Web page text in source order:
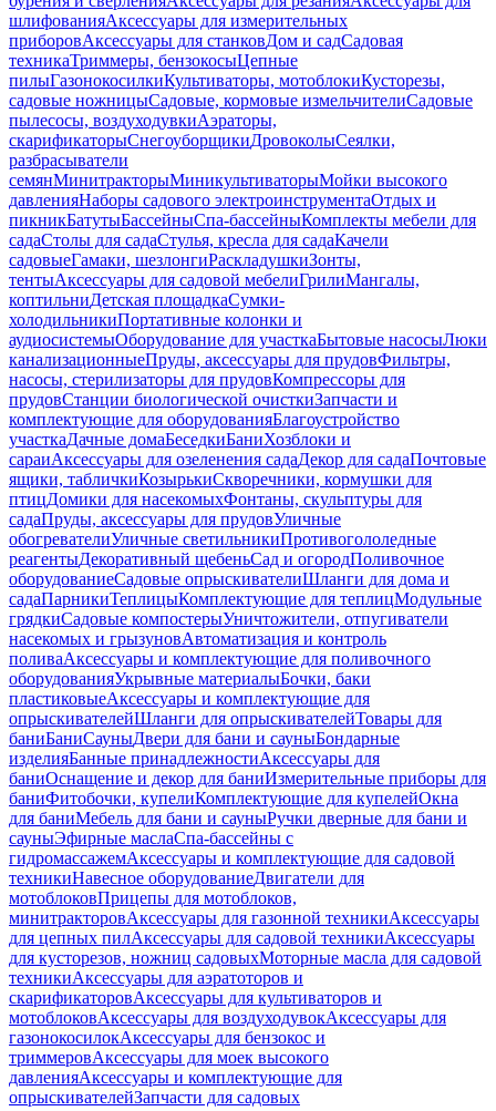
шлифованияАксессуары для измерительных
приборовАксессуары для станковДом и садСадовая
техникаТриммеры, бензокосыЦепные
пилыГазонокосилкиКультиваторы, мотоблокиКусторезы,
садовые ножницыСадовые, кормовые измельчителиСадовые
пылесосы, воздуходувкиАэраторы,
скарификаторыСнегоуборщикиДровоколыСеялки,
разбрасыватели
семянМинитракторыМиникультиваторыМойки высокого
давленияНаборы садового электроинструментаОтдых и
пикникБатутыБассейныСпа-бассейныКомплекты мебели для
садаСтолы для садаСтулья, кресла для садаКачели
садовыеГамаки, шезлонгиРаскладушкиЗонты,
тентыАксессуары для садовой мебелиГрилиМангалы,
коптильниДетская площадкаСумки-
холодильникиПортативные колонки и
аудиосистемыОборудование для участкаБытовые насосыЛюки
канализационныеПруды, аксессуары для прудовФильтры,
насосы, стерилизаторы для прудовКомпрессоры для
прудовСтанции биологической очисткиЗапчасти и
комплектующие для оборудованияБлагоустройство
участкаДачные домаБеседкиБаниХозблоки и
сараиАксессуары для озеленения садаДекор для садаПочтовые
ящики, табличкиКозырькиСкворечники, кормушки для
птицДомики для насекомыхФонтаны, скульптуры для
садаПруды, аксессуары для прудовУличные
обогревателиУличные светильникиПротивогололедные
реагентыДекоративный щебеньСад и огородПоливочное
оборудованиеСадовые опрыскивателиШланги для дома и
садаПарникиТеплицыКомплектующие для теплицМодульные
грядкиСадовые компостерыУничтожители, отпугиватели
насекомых и грызуновАвтоматизация и контроль
поливаАксессуары и комплектующие для поливочного
оборудованияУкрывные материалыБочки, баки
пластиковыеАксессуары и комплектующие для
опрыскивателейШланги для опрыскивателейТовары для
баниБаниСауныДвери для бани и сауныБондарные
изделияБанные принадлежностиАксессуары для
баниОснащение и декор для баниИзмерительные приборы для
баниФитобочки, купелиКомплектующие для купелейОкна
для баниМебель для бани и сауныРучки дверные для бани и
сауныЭфирные маслаСпа-бассейны с
гидромассажемАксессуары и комплектующие для садовой
техникиНавесное оборудованиеДвигатели для
мотоблоковПрицепы для мотоблоков,
минитракторовАксессуары для газонной техникиАксессуары
для цепных пилАксессуары для садовой техникиАксессуары
для кусторезов, ножниц садовыхМоторные масла для садовой
техникиАксессуары для аэратоторов и
скарификаторовАксессуары для культиваторов и
мотоблоковАксессуары для воздуходувокАксессуары для
газонокосилокАксессуары для бензокос и
триммеровАксессуары для моек высокого
давленияАксессуары и комплектующие для
опрыскивателейЗапчасти для садовых